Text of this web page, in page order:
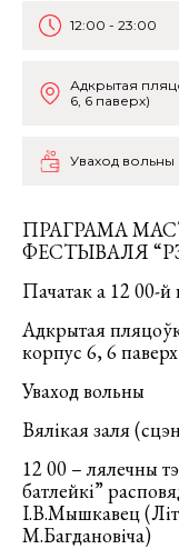
12:00 - 23:00
Адкрытая
6, 6 паверх)
Уваход вольны
ПРАГРАМА
ФЕСТЫВАЛЯ
Пачатак а 12 00-й
Адкрытая
корпус 6, 6 паверх
Уваход вольны
Вялікая заля
12 00 – лялечны
батлейкі”
І.В.Мышкавец
М.Багдановіча)